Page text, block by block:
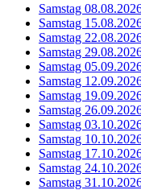
Samstag
Samstag
Samstag
Samstag
Samstag
Samstag
Samstag
Samstag
Samstag
Samstag
Samstag
Samstag
Samstag